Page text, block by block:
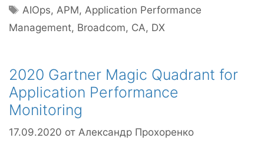
Метки
AIOps, APM, Application Performance
Management, Broadcom, CA, DX
2020 Gartner Magic Quadrant for
Application Performance
Monitoring
17.09.2020 от Александр Прохоренко